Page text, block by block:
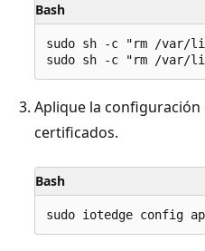
Bash
sudo sh -c "rm /var/
Aplique la configuración
certificados.
Bash